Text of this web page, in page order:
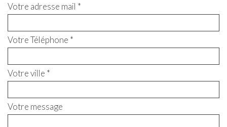
Votre adresse mail *
Votre Téléphone *
Votre ville *
Votre message